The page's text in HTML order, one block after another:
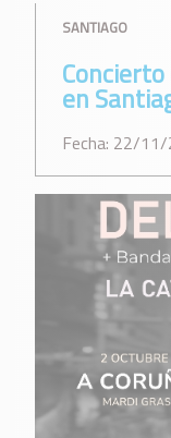
SANTIAGO
en
Fecha: 22/